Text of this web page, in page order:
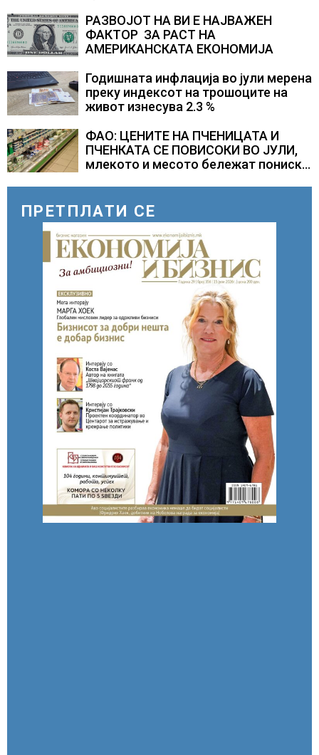
РАЗВОЈОТ НА ВИ Е НАЈВАЖЕН
ФАКТОР ЗА РАСТ НА
АМЕРИКАНСКАТА ЕКОНОМИЈА
Годишната инфлација во јули мерена
преку индексот на трошоците на
живот изнесува 2.3 %
ФАО: ЦЕНИТЕ НА ПЧЕНИЦАТА И
ПЧЕНКАТА СЕ ПОВИСОКИ ВО ЈУЛИ,
млекото и месото бележат пониски
ПРЕТПЛАТИ СЕ